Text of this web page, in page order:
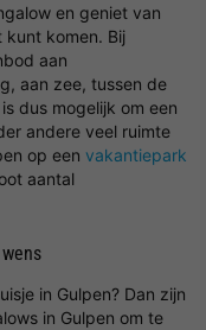
en geniet van
komen. Bij
aan
aan zee, tussen de
dus mogelijk om een
andere veel ruimte
op een vakantiepark
aantal
in Gulpen? Dan zijn
in Gulpen om te